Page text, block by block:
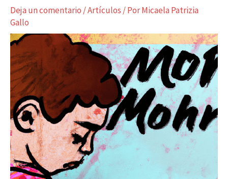
Deja un comentario /Artículos / PorMicaela Patrizia
Gallo